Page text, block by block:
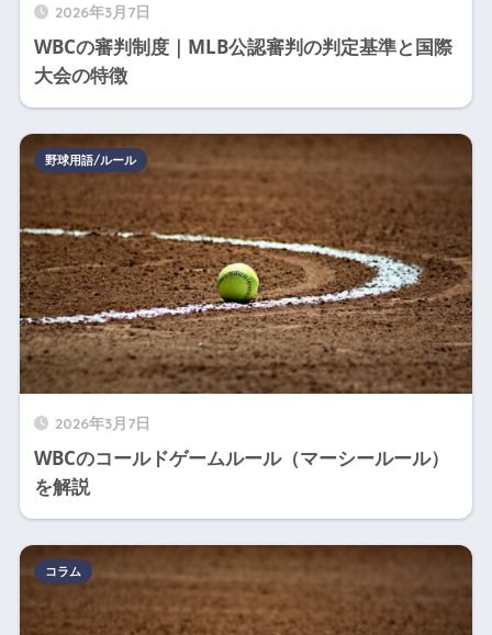
2026年3月7日
WBCの審判制度｜MLB公認審判の判定基準と国際
大会の特徴
2026年3月7日
WBCのコールドゲームルール（マーシールール）
を解説
野球用語/ルール
コラム